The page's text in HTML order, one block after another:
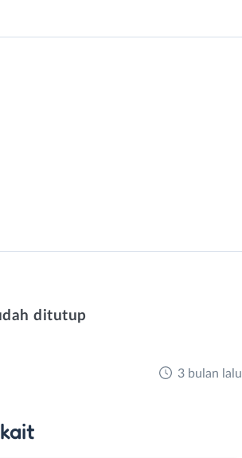
ditutup
3 bulan lalu